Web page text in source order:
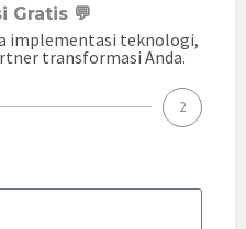
Gratis 💬
implementasi teknologi,
transformasi Anda.
2